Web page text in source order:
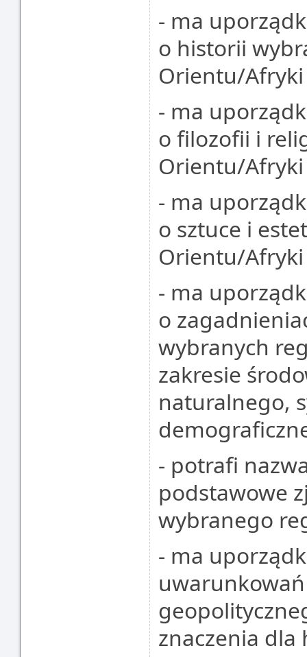
- ma
o historii
Orientu/Afryki
- ma
o filozofii i
Orientu/Afryki
- ma
o sztuce i
Orientu/Afryki
- ma
o
wybranych
zakresie
naturalnego,
- potrafi
podstawowe
wybranego
- ma
znaczenia dla